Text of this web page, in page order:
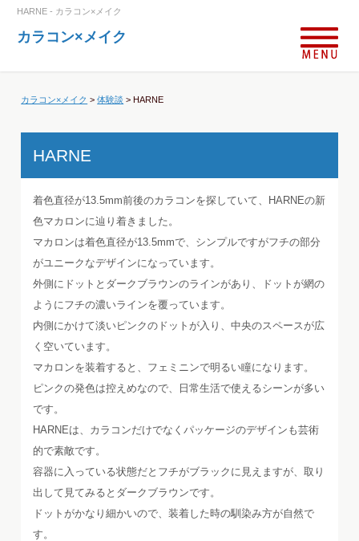
HARNE - カラコン×メイク
カラコン×メイク
カラコン×メイク >体験談 >HARNE
HARNE
着色直径が13.5mm前後のカラコンを探していて、HARNEの新
色マカロンに辿り着きました。
マカロンは着色直径が13.5mmで、シンプルですがフチの部分
がユニークなデザインになっています。
外側にドットとダークブラウンのラインがあり、ドットが網の
ようにフチの濃いラインを覆っています。
内側にかけて淡いピンクのドットが入り、中央のスペースが広
く空いています。
マカロンを装着すると、フェミニンで明るい瞳になります。
ピンクの発色は控えめなので、日常生活で使えるシーンが多い
です。
HARNEは、カラコンだけでなくパッケージのデザインも芸術
的で素敵です。
容器に入っている状態だとフチがブラックに見えますが、取り
出して見てみるとダークブラウンです。
ドットがかなり細かいので、装着した時の馴染み方が自然で
す。